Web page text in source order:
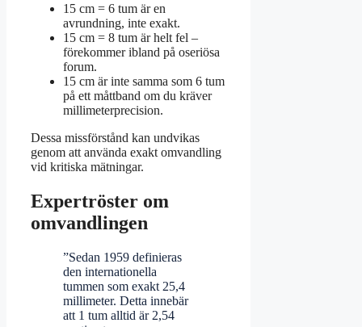
15 cm = 6 tum är en
avrundning, inte exakt.
15 cm = 8 tum är helt fel –
förekommer ibland på oseriösa
forum.
15 cm är inte samma som 6 tum
på ett måttband om du kräver
millimeterprecision.
Dessa missförstånd kan undvikas
genom att använda exakt omvandling
vid kritiska mätningar.
Expertröster om
omvandlingen
”Sedan 1959 definieras
den internationella
tummen som exakt 25,4
millimeter. Detta innebär
att 1 tum alltid är 2,54